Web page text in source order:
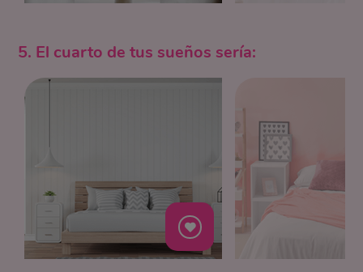
5. El cuarto de tus sueños sería: